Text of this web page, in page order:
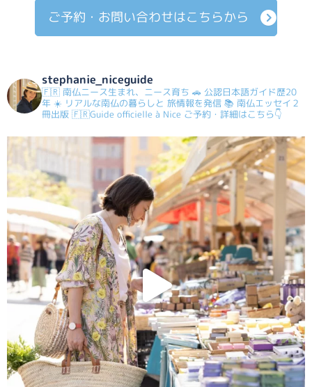
ご予約・お問い合わせはこちらから
stephanie_niceguide
🇫🇷 南仏ニース生まれ、ニース育ち 🚗 公認日本語ガイド歴20
年 ☀️ リアルな南仏の暮らしと 旅情報を発信 📚 南仏エッセイ２
冊出版 🇫🇷Guide officielle à Nice ご予約・詳細はこちら👇